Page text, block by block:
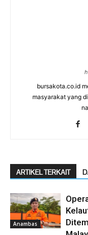
bursakota.co.id
masyarakat yang
ARTIKEL TERKAIT
Anambas